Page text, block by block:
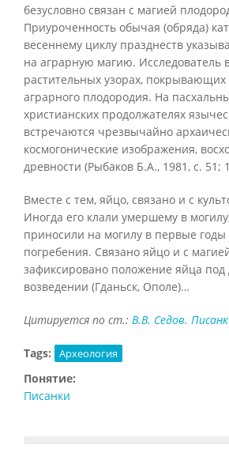
безусловно связан с магией
Приуроченность обычая (обряда)
весеннему циклу празднеств
на аграрную магию. Исследователь
растительных узорах,
аграрного плодородия. На
христианских продолжателях
встречаются чрезвычайно
космогонические изображения,
древности (Рыбаков Б.А., 1981, с. 51;
Вместе с тем, яйцо, связано и с
Иногда его клали умершему в
приносили на могилу в первые годы
погребения. Связано яйцо и с
зафиксировано положение яйца под
возведении (Гданьск, Ополе)…
Цитируется по ст.: В.В. Седов.
Tags: Археология
Понятие:
Писанки